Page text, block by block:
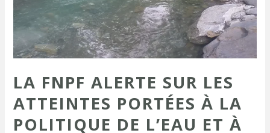
LA FNPF ALERTE SUR LES
ATTEINTES PORTÉES À LA
POLITIQUE DE L’EAU ET À
portées
à
la
politique
l’eau
et
à